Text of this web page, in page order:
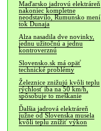
Maďarsko jadrovú elektráreň
nakoniec kompletne
neodstavilo, Rumunsko mení
tok Dunaja
Alza nasadila dve novinky,
jednu užitočnú a jednu
kontroverznú
Slovensko.sk má opäť
technické problémy
Železnice znižujú kvôli teplu
rýchlosť iba na 50 km/h,
spôsobuje to meškanie
Ďalšia jadrová elektráreň
južne od Slovenska musela
kvôli teplu znížiť výkon